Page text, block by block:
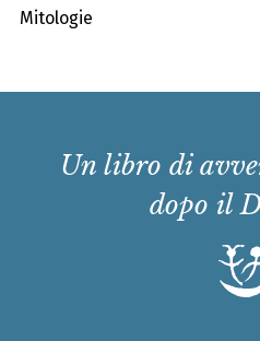
Mitologie
Un libro di
dopo il